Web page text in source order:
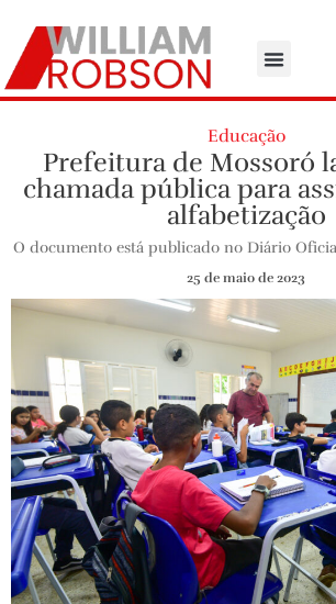
Educação
Prefeitura de Mossoró
chamada pública para
alfabetização
O documento está publicado no Diário
25 de maio de 2023